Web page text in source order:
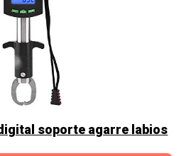
soporte agarre labios